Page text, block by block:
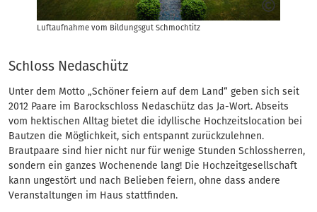
Luftaufnahme vom Bildungsgut Schmochtitz
Schloss Nedaschütz
Unter dem Motto „Schöner feiern auf dem Land“ geben sich seit
2012 Paare im Barockschloss Nedaschütz das Ja-Wort. Abseits
vom hektischen Alltag bietet die idyllische Hochzeitslocation bei
Bautzen die Möglichkeit, sich entspannt zurückzulehnen.
Brautpaare sind hier nicht nur für wenige Stunden Schlossherren,
sondern ein ganzes Wochenende lang! Die Hochzeitgesellschaft
kann ungestört und nach Belieben feiern, ohne dass andere
Veranstaltungen im Haus stattfinden.